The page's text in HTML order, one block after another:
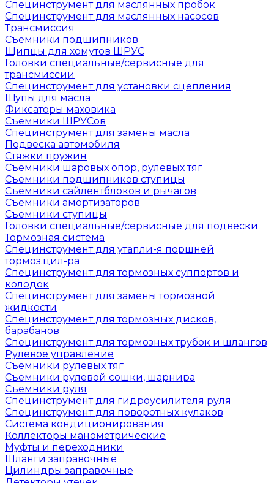
Специнструмент для маслянных пробок
Специнструмент для маслянных насосов
Трансмиссия
Съемники подшипников
Щипцы для хомутов ШРУС
Головки специальные/сервисные для
трансмиссии
Специнструмент для установки сцепления
Щупы для масла
Фиксаторы маховика
Съемники ШРУСов
Специнструмент для замены масла
Подвеска автомобиля
Стяжки пружин
Съемники шаровых опор, рулевых тяг
Съемники подшипников ступицы
Съемники сайлентблоков и рычагов
Съемники амортизаторов
Съемники ступицы
Головки специальные/сервисные для подвески
Тормозная система
Специнструмент для утапли-я поршней
тормоз.цил-ра
Специнструмент для тормозных суппортов и
колодок
Специнструмент для замены тормозной
жидкости
Специнструмент для тормозных дисков,
барабанов
Специнструмент для тормозных трубок и шлангов
Рулевое управление
Съемники рулевых тяг
Съемники рулевой сошки, шарнира
Съемники руля
Специнструмент для гидроусилителя руля
Специнструмент для поворотных кулаков
Система кондиционирования
Коллекторы манометрические
Муфты и переходники
Шланги заправочные
Цилиндры заправочные